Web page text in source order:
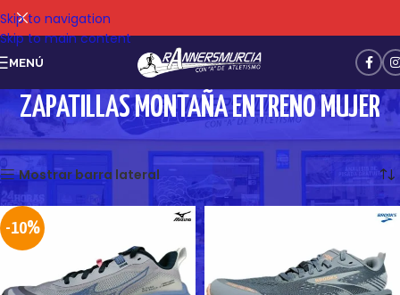
Skip to navigation
Skip to main content
MENÚ
ZAPATILLAS MONTAÑA ENTRENO MUJER
Mostrando 13–24 de 32 resultados
Mostrar barra lateral
-10%